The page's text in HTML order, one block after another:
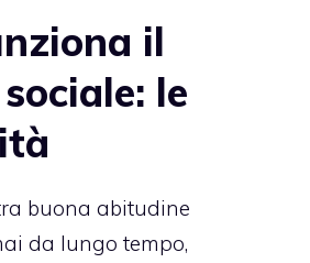
il
le
buona abitudine
da lungo tempo,